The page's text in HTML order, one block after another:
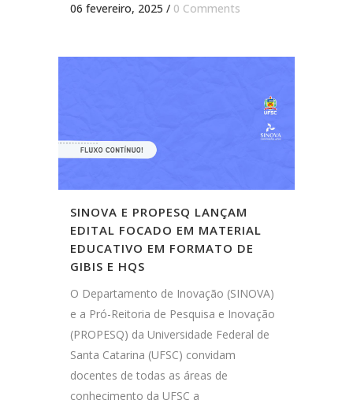
06 fevereiro, 2025 / 0 Comments
SINOVA E PROPESQ LANÇAM
EDITAL FOCADO EM MATERIAL
EDUCATIVO EM FORMATO DE
GIBIS E HQS
O Departamento de Inovação (SINOVA)
e a Pró-Reitoria de Pesquisa e Inovação
(PROPESQ) da Universidade Federal de
Santa Catarina (UFSC) convidam
docentes de todas as áreas de
conhecimento da UFSC a